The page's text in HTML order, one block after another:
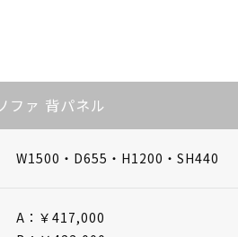
ファ 背パネル
W1500・D655・H1200・SH440
A：￥417,000